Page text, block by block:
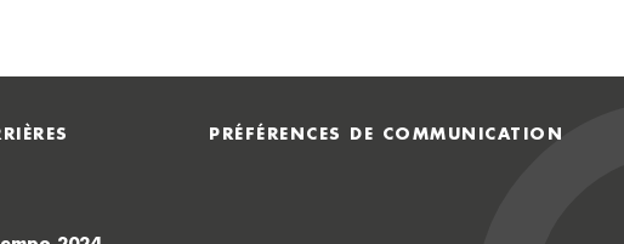
PRÉFÉRENCES DE COMMUNICATION